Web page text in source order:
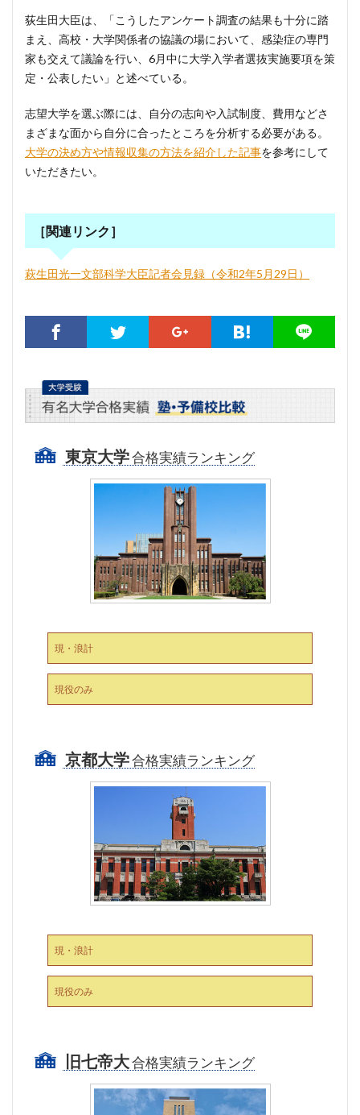
荻生田大臣は、「こうしたアンケート調査の結果も十分に踏
まえ、高校・大学関係者の協議の場において、感染症の専門
家も交えて議論を行い、6月中に大学入学者選抜実施要項を策
定・公表したい」と述べている。
志望大学を選ぶ際には、自分の志向や入試制度、費用などさ
まざまな面から自分に合ったところを分析する必要がある。
大学の決め方や情報収集の方法を紹介した記事を参考にして
いただきたい。
［関連リンク］
萩生田光一文部科学大臣記者会見録（令和2年5月29日）
東京大学合格実績ランキング
現・浪計
現役のみ
京都大学合格実績ランキング
現・浪計
現役のみ
旧七帝大合格実績ランキング